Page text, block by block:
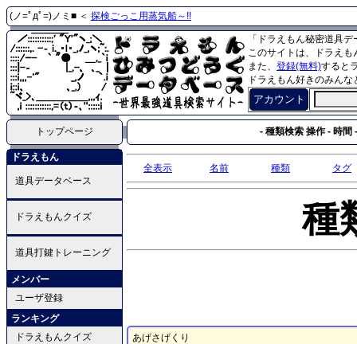
(ノ=ﾟдﾟ=)ノミ■ ＜ 探検ごっこ用蒸気船～!!
「ドラえもん秘密道具
このサイトは、ドラえ
また、 登録(無料)すると
ドラえもん好きのみん
アカウント
トップページ - 種類検索 操作 - 時間 -
ドラえもん
道具データベース
ドラえもんクイズ
道具打鍵トレーニング
メンバー
ユーザ登録
ランキング
ドラえもんクイズ
全表示 名前 種類 タグ
種
あげさげくり